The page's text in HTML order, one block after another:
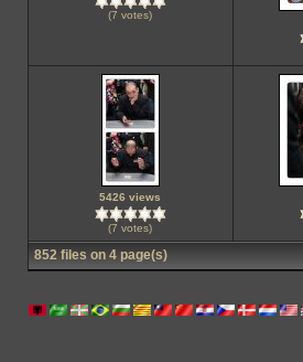
(7 votes)
5426 views
(7 votes)
852 files on 4 page(s)